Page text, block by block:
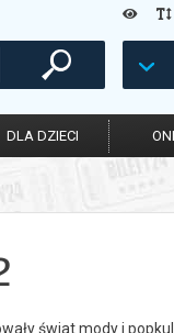
DLA DZIECI
świat mody i